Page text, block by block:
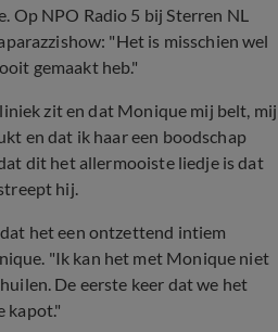
Op NPO Radio 5 bij Sterren NL
"Het is misschien wel
gemaakt heb."
zit en dat Monique mij belt, mij
en dat ik haar een boodschap
dit het allermooiste liedje is dat
hij.
het een ontzettend intiem
"Ik kan het met Monique niet
De eerste keer dat we het
kapot."